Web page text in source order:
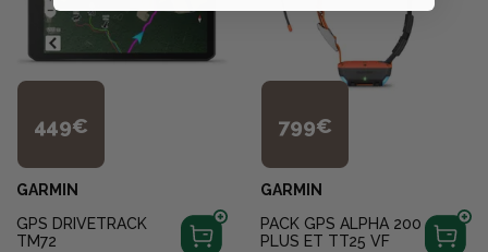
449€
GARMIN
GPS DRIVETRACK
TM72
799€
GARMIN
PACK GPS ALPHA 200
PLUS ET TT25 VF